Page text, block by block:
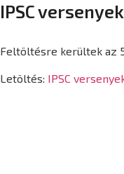
IPSC
Feltöltésre kerültek az
Letöltés: IPSC